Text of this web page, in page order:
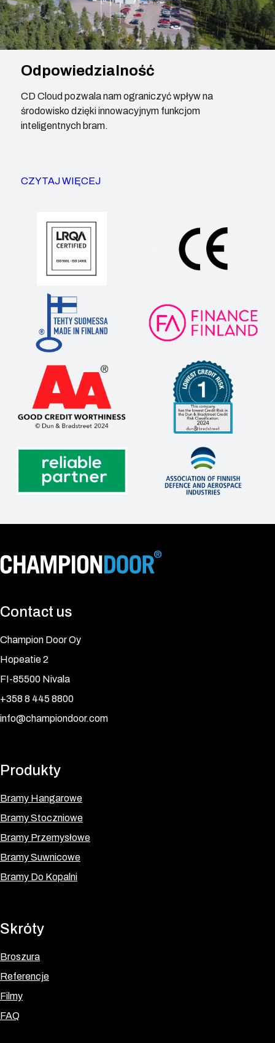
Odpowiedzialność
CD Cloud pozwala nam ograniczyć wpływ na
środowisko dzięki innowacyjnym funkcjom
inteligentnych bram.
CZYTAJ WIĘCEJ
Contact us
Champion Door Oy
Hopeatie 2
FI-85500 Nivala
+358 8 445 8800
info@championdoor.com
Produkty
Bramy Hangarowe
Bramy Stoczniowe
Bramy Przemysłowe
Bramy Suwnicowe
Bramy Do Kopalni
Skróty
Broszura
Referencje
Filmy
FAQ